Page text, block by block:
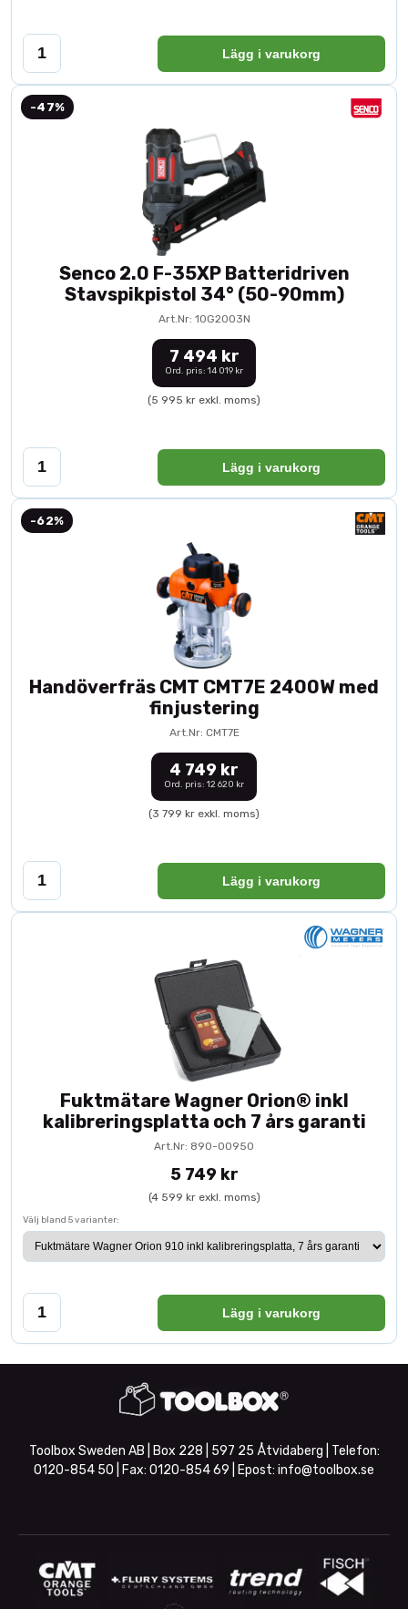
Lägg i varukorg
-47%
Senco 2.0 F-35XP Batteridriven
Stavspikpistol 34° (50-90mm)
Art.Nr: 10G2003N
7 494 kr
Ord. pris: 14 019 kr
(5 995 kr exkl. moms)
Lägg i varukorg
-62%
Handöverfräs CMT CMT7E 2400W med
finjustering
Art.Nr: CMT7E
4 749 kr
Ord. pris: 12 620 kr
(3 799 kr exkl. moms)
Lägg i varukorg
Fuktmätare Wagner Orion® inkl
kalibreringsplatta och 7 års garanti
Art.Nr: 890-00950
5 749 kr
(4 599 kr exkl. moms)
Välj bland 5 varianter:
Lägg i varukorg
Toolbox Sweden AB | Box 228 | 597 25 Åtvidaberg | Telefon:
0120-854 50 | Fax: 0120-854 69 | Epost: info@toolbox.se